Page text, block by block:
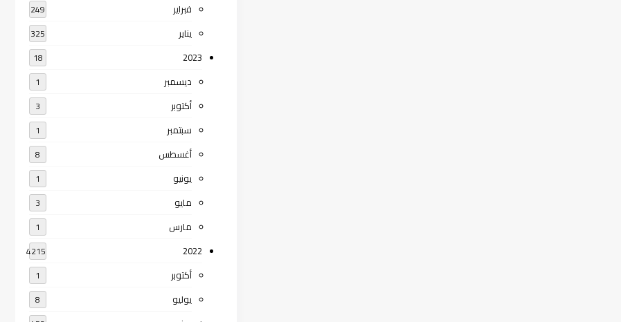
فبراير 249
يناير 325
2023
18
ديسمبر 1
أكتوبر 3
سبتمبر 1
أغسطس 8
يونيو 1
مايو 3
مارس 1
2022
4215
أكتوبر 1
يوليو 8